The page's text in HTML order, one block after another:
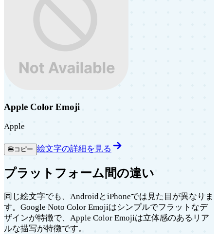
Apple Color Emoji
Apple
🍔 コピー 絵文字の詳細を見る
プラットフォーム間の違い
同じ絵文字でも、AndroidとiPhoneでは見た目が異なりま
す。Google Noto Color Emojiはシンプルでフラットなデ
ザインが特徴で、Apple Color Emojiは立体感のあるリア
ルな描写が特徴です。